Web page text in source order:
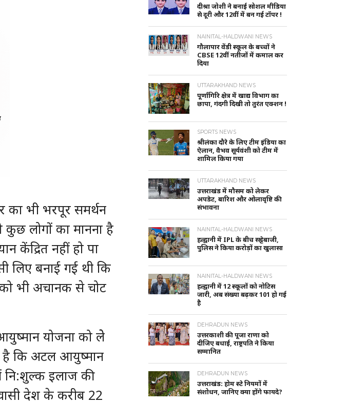
का भी भरपूर समर्थन
कुछ लोगों का मानना है
केंद्रित नहीं हो पा
लिए बनाई गई थी कि
भी अचानक से चोट
योजना को लेे
है कि अटल आयुष्मान
नि:शुल्क इलाज की
देश के करीब 22
दीश्रा जोशी ने बनाई सोशल मीडिया
से दूरी और 12वीं में बन गई टॉपर !
NAINITAL-HALDWANI NEWS
गौलापार वेंडी स्कूल के बच्चों ने
CBSE 12वीं नतीजों में कमाल कर
दिया
UTTARAKHAND NEWS
पूर्णागिरि क्षेत्र में खाद्य विभाग का
छापा, गंदगी दिखी तो तुरंत एक्शन !
SPORTS NEWS
श्रीलंका दौरे के लिए टीम इंडिया का
ऐलान, वैभव सूर्यवंशी को टीम में
शामिल किया गया
UTTARAKHAND NEWS
उत्तराखंड में मौसम को लेकर
अपडेट, बारिश और ओलावृष्टि की
संभावना
NAINITAL-HALDWANI NEWS
हल्द्वानी में IPL के बीच सट्टेबाजी,
पुलिस ने किया करोड़ों का खुलासा
NAINITAL-HALDWANI NEWS
हल्द्वानी में 12 स्कूलों को नोटिस
जारी, अब संख्या बढ़कर 101 हो गई
है
DEHRADUN NEWS
उत्तरकाशी की पूजा राणा को
दीजिए बधाई, राष्ट्रपति ने किया
सम्मानित
DEHRADUN NEWS
उत्तराखंड: होम स्टे नियमों में
संशोधन, जानिए क्या होंगे फायदे?